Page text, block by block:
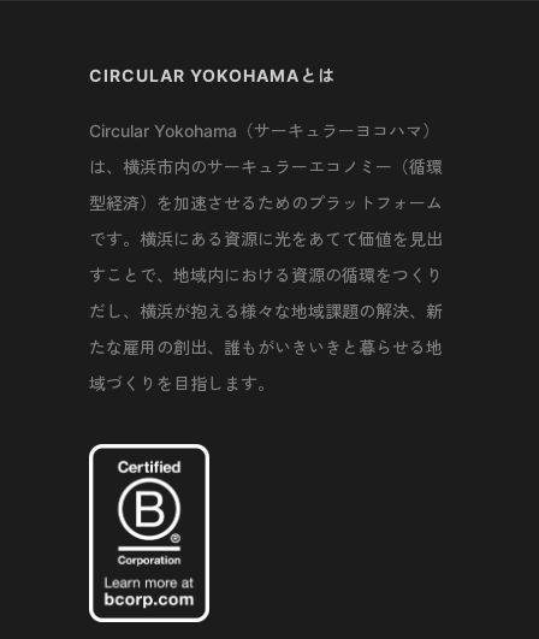
CIRCULAR YOKOHAMAとは
Circular Yokohama（サーキュラーヨコハマ）
は、横浜市内のサーキュラーエコノミー（循環
型経済）を加速させるためのプラットフォーム
です。横浜にある資源に光をあてて価値を見出
すことで、地域内における資源の循環をつくり
だし、横浜が抱える様々な地域課題の解決、新
たな雇用の創出、誰もがいきいきと暮らせる地
域づくりを目指します。